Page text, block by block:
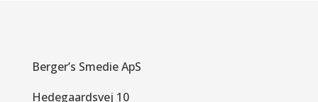
Berger’s Smedie ApS
Hedegaardsvej 10